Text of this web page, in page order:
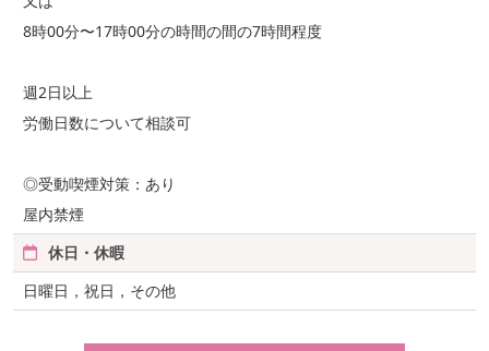
8時00分〜17時00分の時間の間の7時間程度
週2日以上
労働日数について相談可
◎受動喫煙対策：あり
屋内禁煙
休日・休暇
日曜日，祝日，その他